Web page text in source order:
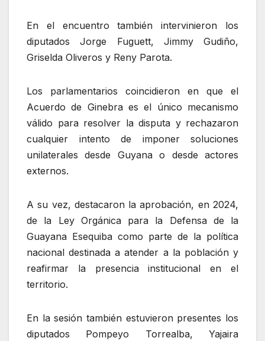
En el encuentro también intervinieron los
diputados Jorge Fuguett, Jimmy Gudiño,
Griselda Oliveros y Reny Parota.
Los parlamentarios coincidieron en que el
Acuerdo de Ginebra es el único mecanismo
válido para resolver la disputa y rechazaron
cualquier intento de imponer soluciones
unilaterales desde Guyana o desde actores
externos.
A su vez, destacaron la aprobación, en 2024,
de la Ley Orgánica para la Defensa de la
Guayana Esequiba como parte de la política
nacional destinada a atender a la población y
reafirmar la presencia institucional en el
territorio.
En la sesión también estuvieron presentes los
diputados Pompeyo Torrealba, Yajaira